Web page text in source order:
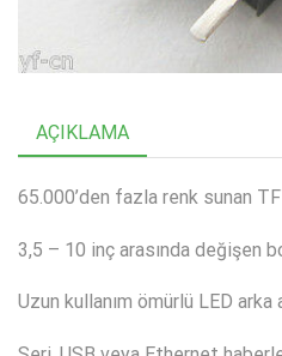
AÇIKLAMA
65.000’den fazla renk sunan
3,5 – 10 inç arasında değişen
Uzun kullanım ömürlü LED arka